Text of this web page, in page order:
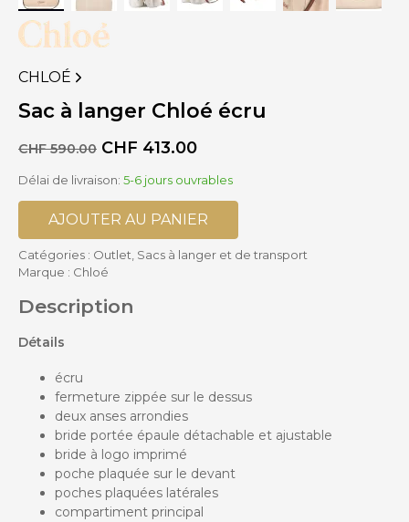
VOIR
PLUS
DE
DE
CHLOÉ
Sac à langer Chloé écru
CHF590.00
Le
initial
était :
CHF 590.00.
CHF 413.00
Le
actuel
est :
CHF 413.00.
Délai de livraison: 5-6 jours ouvrables
AJOUTER AU PANIER
Catégories : Outlet Sacs à langer et de transport
Marque : Chloé
Description
Détails
écru
fermeture zippée sur le dessus
deux anses arrondies
bride portée épaule détachable et ajustable
bride à logo imprimé
poche plaquée sur le devant
poches plaquées latérales
compartiment principal